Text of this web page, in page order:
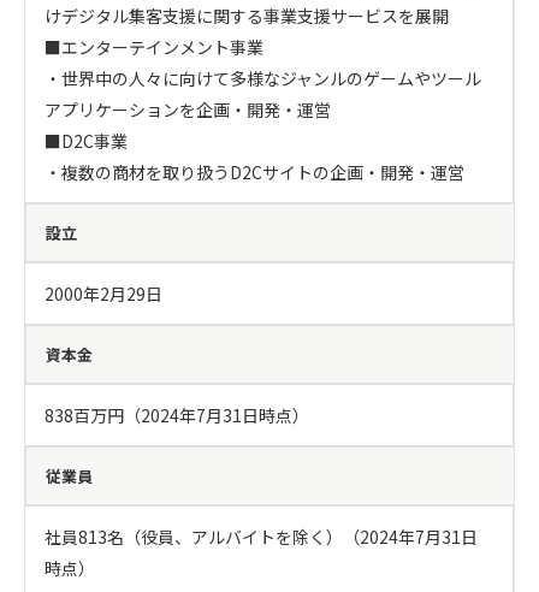
けデジタル集客支援に関する事業支援サービスを展開
■エンターテインメント事業
・世界中の人々に向けて多様なジャンルのゲームやツール
アプリケーションを企画・開発・運営
■D2C事業
・複数の商材を取り扱うD2Cサイトの企画・開発・運営
設立
2000年2月29日
資本金
838百万円（2024年7月31日時点）
従業員
社員813名（役員、アルバイトを除く）（2024年7月31日
時点）